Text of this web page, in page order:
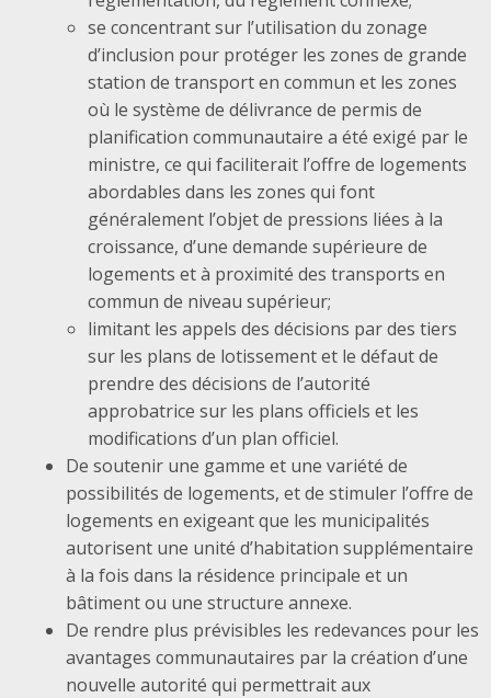
se concentrant sur l’utilisation du zonage
d’inclusion pour protéger les zones de grande
station de transport en commun et les zones
où le système de délivrance de permis de
planification communautaire a été exigé par le
ministre, ce qui faciliterait l’offre de logements
abordables dans les zones qui font
généralement l’objet de pressions liées à la
croissance, d’une demande supérieure de
logements et à proximité des transports en
commun de niveau supérieur;
limitant les appels des décisions par des tiers
sur les plans de lotissement et le défaut de
prendre des décisions de l’autorité
approbatrice sur les plans officiels et les
modifications d’un plan officiel.
De soutenir une gamme et une variété de
possibilités de logements, et de stimuler l’offre de
logements en exigeant que les municipalités
autorisent une unité d’habitation supplémentaire
à la fois dans la résidence principale et un
bâtiment ou une structure annexe.
De rendre plus prévisibles les redevances pour les
avantages communautaires par la création d’une
nouvelle autorité qui permettrait aux